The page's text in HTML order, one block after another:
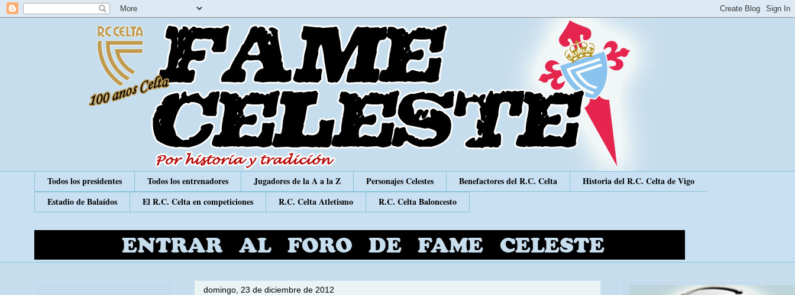
Todos los presidentes Todos los entrenadores Jugadores de la A a la Z Personajes Celestes Benefactores del R.C. Celta
Historia del R.C. Celta de Vigo
Estadio de Balaídos
El R.C. Celta en competiciones R.C. Celta Atletismo R.C. Celta Baloncesto
domingo, 23 de diciembre de 2012